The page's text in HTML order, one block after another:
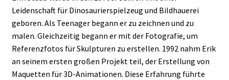
Leidenschaft für Dinosaurierspielzeug und Bildhauerei
geboren. Als Teenager begann er zu zeichnen und zu
malen. Gleichzeitig begann er mit der Fotografie, um
Referenzfotos für Skulpturen zu erstellen. 1992 nahm Erik
an seinem ersten großen Projekt teil, der Erstellung von
Maquetten für 3D-Animationen. Diese Erfahrung führte